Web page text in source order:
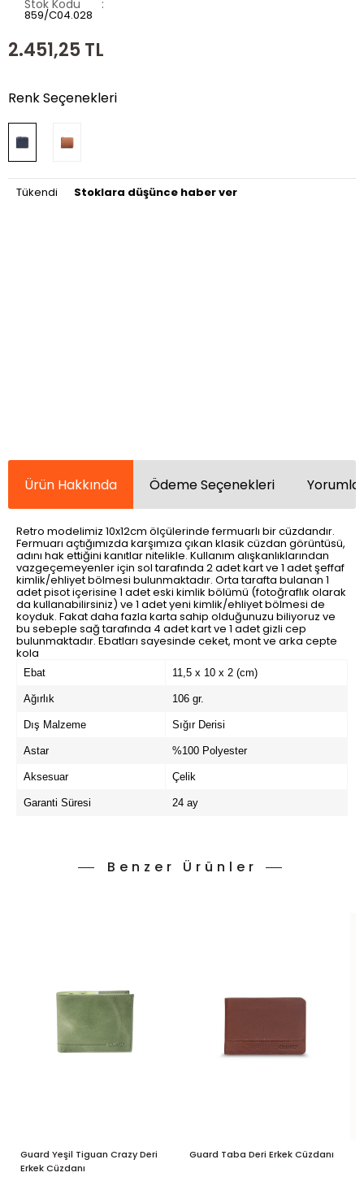
Stok Kodu
859/C04.028
2.451,25 TL
Renk Seçenekleri
Tükendi Stoklara düşünce haber ver
Ürün Hakkında Ödeme Seçenekleri
Retro modelimiz 10x12cm ölçülerinde fermuarlı bir cüzdandır.
Fermuarı açtığımızda karşımıza çıkan klasik cüzdan görüntüsü,
adını hak ettiğini kanıtlar nitelikle. Kullanım alışkanlıklarından
vazgeçemeyenler için sol tarafında 2 adet kart ve 1 adet şeffaf
kimlik/ehliyet bölmesi bulunmaktadır. Orta tarafta bulanan 1
adet pisot içerisine 1 adet eski kimlik bölümü (fotoğraflık olarak
da kullanabilirsiniz) ve 1 adet yeni kimlik/ehliyet bölmesi de
koyduk. Fakat daha fazla karta sahip olduğunuzu biliyoruz ve
bu sebeple sağ tarafında 4 adet kart ve 1 adet gizli cep
bulunmaktadır. Ebatları sayesinde ceket, mont ve arka cepte
kola
Ebat 11,5 x 10 x 2 (cm)
Ağırlık 106 gr.
Dış Malzeme Sığır Derisi
Astar %100 Polyester
Aksesuar Çelik
Garanti Süresi 24 ay
Benzer Ürünler
Guard Yeşil Tiguan Crazy Deri
Erkek Cüzdanı
Guard Taba Deri Erkek Cüzdanı